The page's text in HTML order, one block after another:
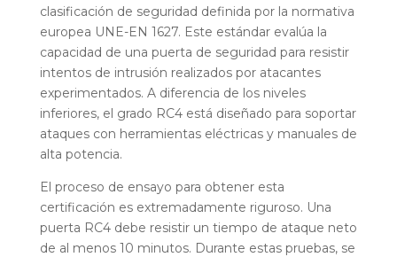
clasificación de seguridad definida por la normativa
europea UNE-EN 1627. Este estándar evalúa la
capacidad de una puerta de seguridad para resistir
intentos de intrusión realizados por atacantes
experimentados. A diferencia de los niveles
inferiores, el grado RC4 está diseñado para soportar
ataques con herramientas eléctricas y manuales de
alta potencia.
El proceso de ensayo para obtener esta
certificación es extremadamente riguroso. Una
puerta RC4 debe resistir un tiempo de ataque neto
de al menos 10 minutos. Durante estas pruebas, se